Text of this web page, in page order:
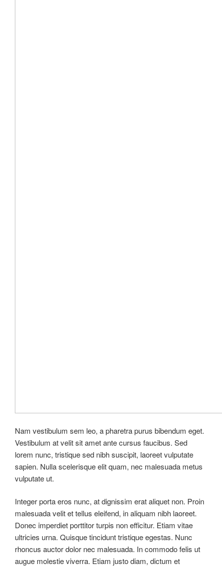
Nam vestibulum sem leo, a pharetra purus bibendum eget.
Vestibulum at velit sit amet ante cursus faucibus. Sed
lorem nunc, tristique sed nibh suscipit, laoreet vulputate
sapien. Nulla scelerisque elit quam, nec malesuada metus
vulputate ut.
Integer porta eros nunc, at dignissim erat aliquet non. Proin
malesuada velit et tellus eleifend, in aliquam nibh laoreet.
Donec imperdiet porttitor turpis non efficitur. Etiam vitae
ultricies urna. Quisque tincidunt tristique egestas. Nunc
rhoncus auctor dolor nec malesuada. In commodo felis ut
augue molestie viverra. Etiam justo diam, dictum et